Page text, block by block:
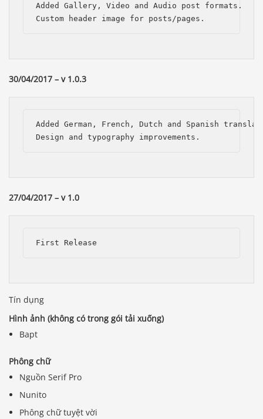
Added Gallery, Video and Audio post formats.
Custom header image for posts/pages.
30/04/2017 – v 1.0.3
Added German, French, Dutch and Spanish
Design and typography improvements.
27/04/2017 – v 1.0
First Release
Tín dụng
Hình ảnh (không có trong gói tải xuống)
Bapt
Phông chữ
Nguồn Serif Pro
Nunito
Phông chữ tuyệt vời